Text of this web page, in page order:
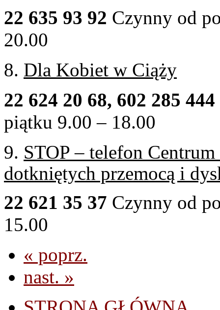
22 635 93 92 Czynny od
20.00
8. Dla Kobiet w Ciąży
22 624 20 68, 602 285 444
piątku 9.00 – 18.00
9. STOP – telefon
dotkniętych przemocą i
22 621 35 37 Czynny od
15.00
« poprz.
nast. »